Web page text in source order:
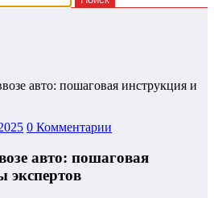
авто: пошаговая инструкция и
0 Комментарии
авто: пошаговая
экспертов